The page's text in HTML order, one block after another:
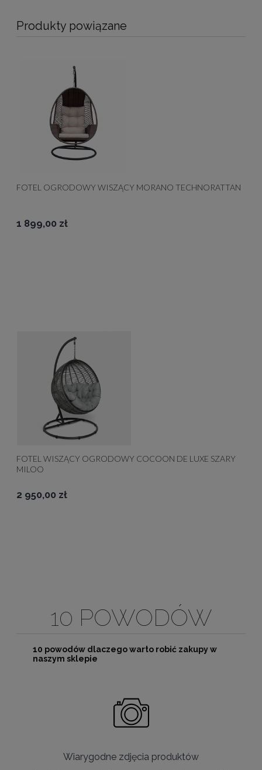
Produkty powiązane
FOTEL OGRODOWY WISZĄCY MORANO TECHNORATTAN
1 899,00 zł
FOTEL WISZĄCY OGRODOWY COCOON DE LUXE SZARY
MILOO
2 950,00 zł
10 POWODÓW
10 powodów dlaczego warto robić zakupy w
naszym sklepie
Wiarygodne zdjęcia produktów